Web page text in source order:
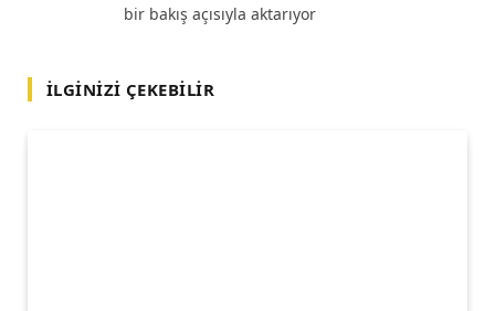
bir bakış açısıyla aktarıyor
İLGINIZI ÇEKEBILIR